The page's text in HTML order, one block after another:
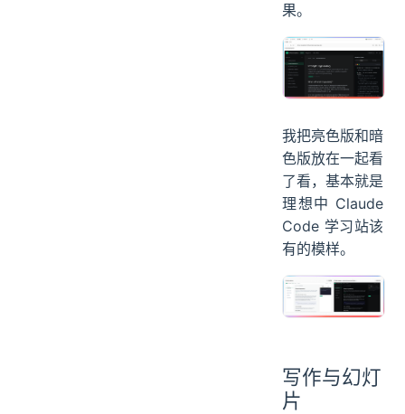
果。
我把亮色版和暗
色版放在一起看
了看，基本就是
理想中 Claude
Code 学习站该
有的模样。
写作与幻灯
片